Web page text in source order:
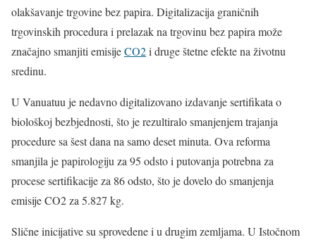
olakšavanje trgovine bez papira. Digitalizacija graničnih
trgovinskih procedura i prelazak na trgovinu bez papira može
značajno smanjiti emisijeCO2i druge štetne efekte na životnu
sredinu.
U Vanuatuu je nedavno digitalizovano izdavanje sertifikata o
biološkoj bezbjednosti, što je rezultiralo smanjenjem trajanja
procedure sa šest dana na samo deset minuta. Ova reforma
smanjila je papirologiju za 95 odsto i putovanja potrebna za
procese sertifikacije za 86 odsto, što je dovelo do smanjenja
emisije CO2 za 5.827 kg.
Slične inicijative su sprovedene i u drugim zemljama. U Istočnom